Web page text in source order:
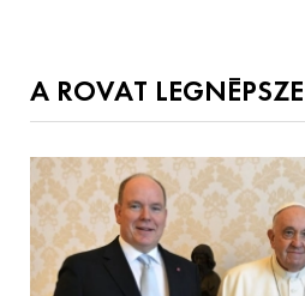
A ROVAT